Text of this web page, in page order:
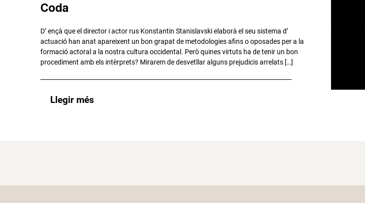
Coda
D’ ençà que el director i actor rus Konstantin Stanislavski elaborà el seu sistema d’
actuació han anat apareixent un bon grapat de metodologies afins o oposades per a la
formació actoral a la nostra cultura occidental. Però quines virtuts ha de tenir un bon
procediment amb els intèrprets? Mirarem de desvetllar alguns prejudicis arrelats […]
Llegir més